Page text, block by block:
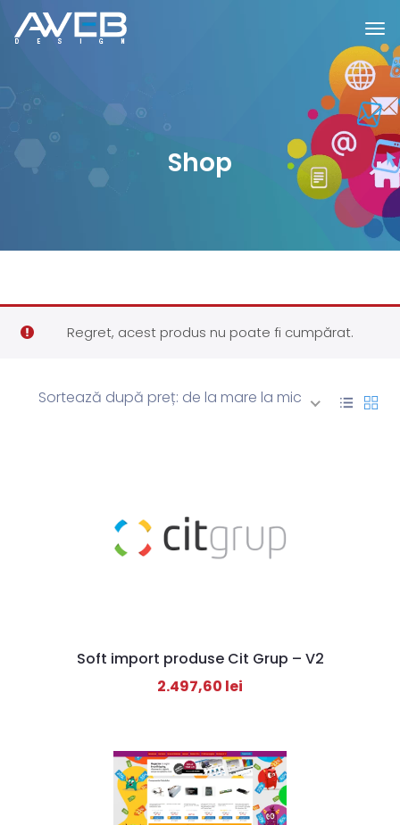
Shop
Regret, acest produs nu poate fi cumpărat.
Sortează după preț: de la mare la mic
Soft import produse Cit Grup – V2
2.497,60 lei